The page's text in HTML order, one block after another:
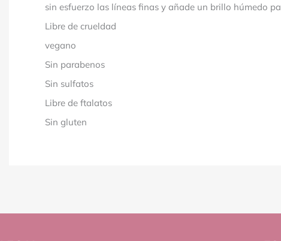
sin esfuerzo las líneas finas y añade un brillo húmedo
Libre de crueldad
vegano
Sin parabenos
Sin sulfatos
Libre de ftalatos
Sin gluten